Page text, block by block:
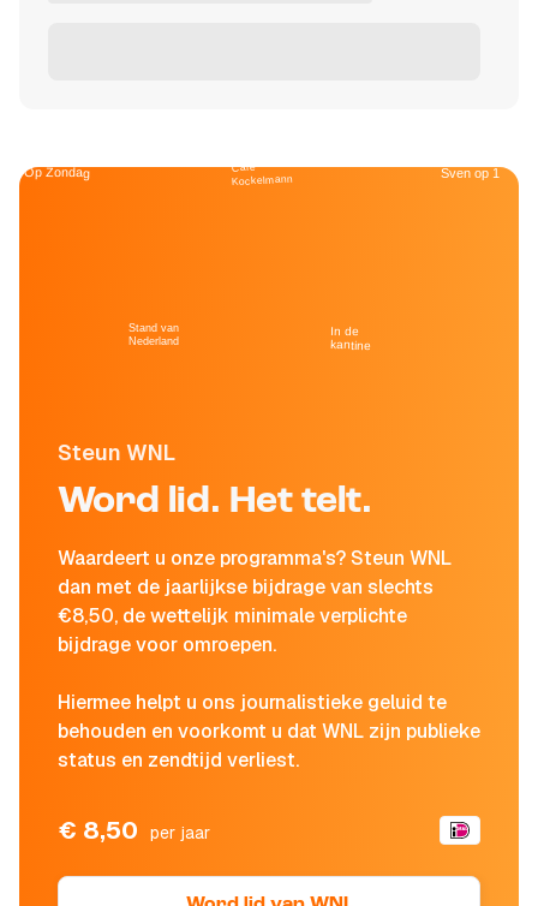
Steun WNL
Word lid. Het telt.
Waardeert u onze programma's? Steun WNL
dan met de jaarlijkse bijdrage van slechts
€8,50, de wettelijk minimale verplichte
bijdrage voor omroepen.
Hiermee helpt u ons journalistieke geluid te
behouden en voorkomt u dat WNL zijn publieke
status en zendtijd verliest.
€ 8,50 per jaar
Op Zondag
Stand van
Nederland
Café
Kockelmann
In de
kantine
Sven op 1